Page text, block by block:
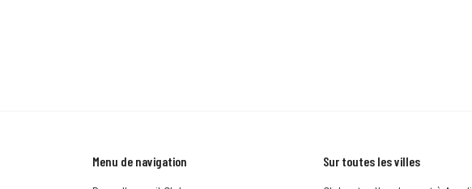
Menu de navigation Sur toutes les villes